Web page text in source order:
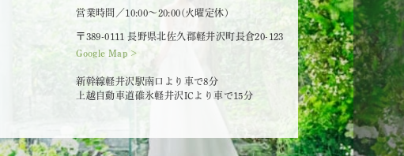
営業時間／10:00～20:00(火曜定休)
〒389-0111 長野県北佐久郡軽井沢町長倉20-123
Google Map >
新幹線軽井沢駅南口より車で8分
上越自動車道碓氷軽井沢ICより車で15分